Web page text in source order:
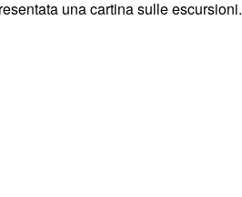
una cartina sulle escursioni.